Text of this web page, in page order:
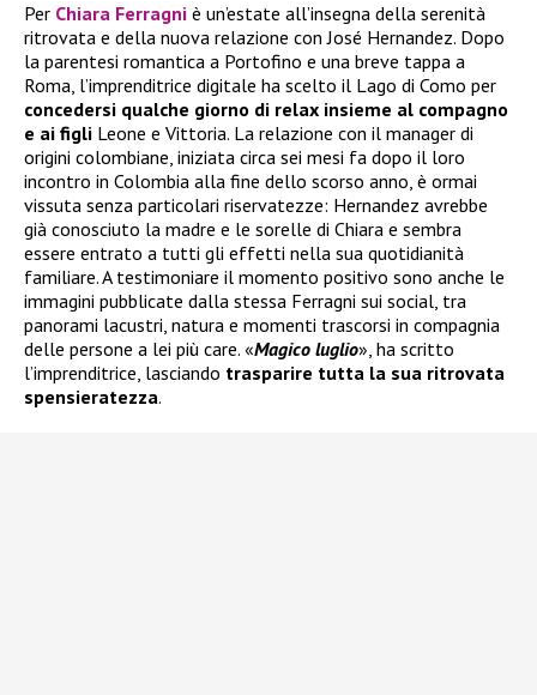
Per Chiara Ferragni è un’estate all’insegna della serenità
ritrovata e della nuova relazione con José Hernandez. Dopo
la parentesi romantica a Portofino e una breve tappa a
Roma, l’imprenditrice digitale ha scelto il Lago di Como per
concedersi qualche giorno di relax insieme al compagno
e ai figli Leone e Vittoria. La relazione con il manager di
origini colombiane, iniziata circa sei mesi fa dopo il loro
incontro in Colombia alla fine dello scorso anno, è ormai
vissuta senza particolari riservatezze: Hernandez avrebbe
già conosciuto la madre e le sorelle di Chiara e sembra
essere entrato a tutti gli effetti nella sua quotidianità
familiare. A testimoniare il momento positivo sono anche le
immagini pubblicate dalla stessa Ferragni sui social, tra
panorami lacustri, natura e momenti trascorsi in compagnia
delle persone a lei più care. «Magico luglio», ha scritto
l’imprenditrice, lasciando trasparire tutta la sua ritrovata
spensieratezza.